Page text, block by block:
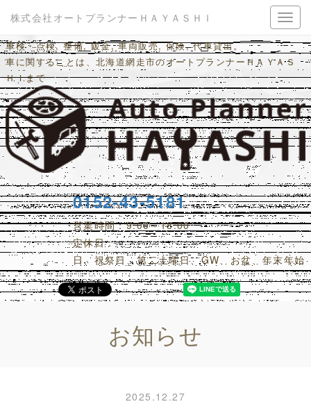
株式会社オートプランナーＨＡＹＡＳＨＩ
車検・点検, 整備, 鈑金, 車両販売, 保険, 代車貸出。
車に関することは、北海道網走市のオートプランナーＨＡＹＡＳ
ＨＩまで
0152-43-5181
営業時間：9:00～18:00
定休日：
日、祝祭日、第二土曜日、GW、お盆、年末年始
お知らせ
2025.12.27